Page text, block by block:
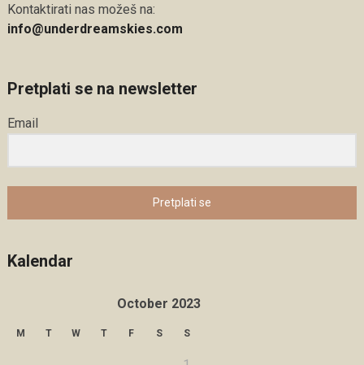
Kontaktirati nas možeš na:
info@underdreamskies.com
Pretplati se na newsletter
Email
Pretplati se
Kalendar
October 2023
M T W T F S S